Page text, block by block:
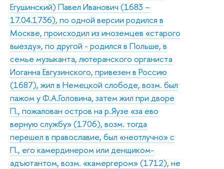
Егушинский) Павел Иванович (1683 –
17.04.1736), по одной версии родился в
Москве, происходил из иноземцев «старого
выезду», по другой - родился в Польше, в
семье музыканта, лютеранского органиста
Иоганна Евгузинского, привезен в Россию
(1687), жил в Немецкой слободе, возм. был
пажом у Ф.А.Головина, затем жил при дворе
П., пожалован остров на р.Яузе «за ево
верную службу» (1706), возм. тогда
перешел в православие, был «неотлучно» с
П., его камердинером или денщиком-
адъютантом, возм. «камергером» (1712), не